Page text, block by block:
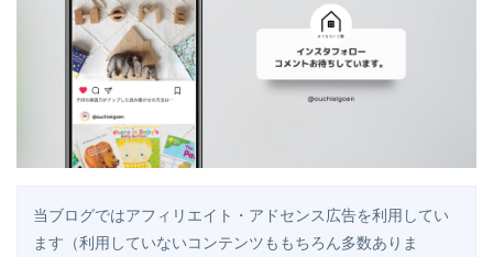
当ブログではアフィリエイト・アドセンス広告を利用してい
ます（利用していないコンテンツももちろん多数ありま